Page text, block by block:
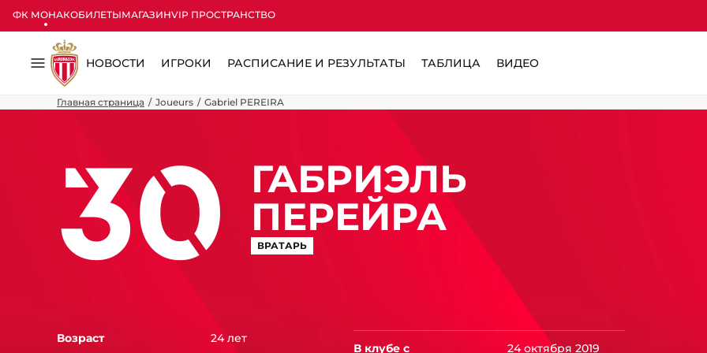
ФК МОНАКОБИЛЕТЫМАГАЗИНVIP ПРОСТРАНСТВО
Меню
НОВОСТИ ИГРОКИ РАСПИСАНИЕ И РЕЗУЛЬТАТЫ ТАБЛИЦА ВИДЕО
Главная страница Joueurs Gabriel PEREIRA
30
ГАБРИЭЛЬ
ПЕРЕЙРА
ВРАТАРЬ
Возраст 24 лет
В клубе с 24 октября 2019